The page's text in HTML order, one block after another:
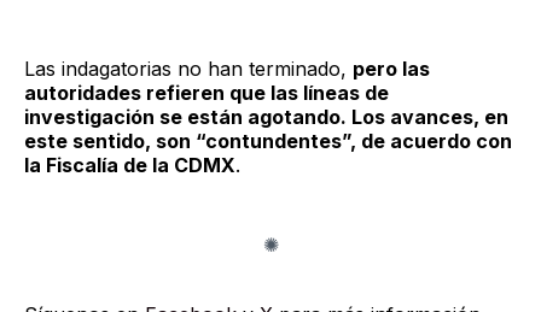
Las indagatorias no han terminado, pero las
autoridades refieren que las líneas de
investigación se están agotando. Los avances, en
este sentido, son “contundentes”, de acuerdo con
la Fiscalía de la CDMX.